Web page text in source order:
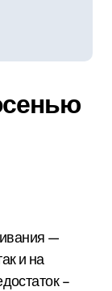
—
и на
–